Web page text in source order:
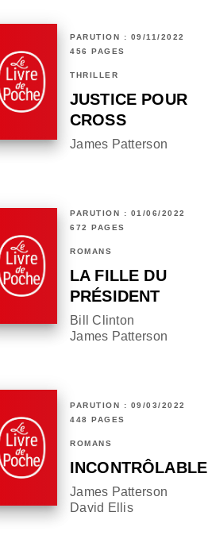
PARUTION : 09/11/2022
456 PAGES
THRILLER
JUSTICE POUR
CROSS
James Patterson
PARUTION : 01/06/2022
672 PAGES
ROMANS
LA FILLE DU
PRÉSIDENT
Bill Clinton
James Patterson
PARUTION : 09/03/2022
448 PAGES
ROMANS
INCONTRÔLABLE
James Patterson
David Ellis